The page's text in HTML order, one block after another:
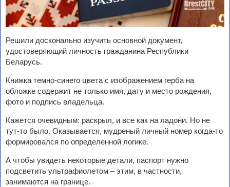
Решили досконально изучить основной документ,
удостоверяющий личность гражданина Республики
Беларусь.
Книжка темно-синего цвета с изображением герба на
обложке содержит не только имя, дату и место рождения,
фото и подпись владельца.
Кажется очевидным: раскрыл, и все как на ладони. Но не
тут-то было. Оказывается, мудреный личный номер когда-то
формировался по определенной логике.
А чтобы увидеть некоторые детали, паспорт нужно
подсветить ультрафиолетом – этим, в частности,
занимаются на границе.